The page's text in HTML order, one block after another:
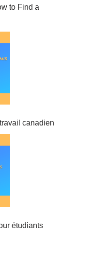
to Find a
canadien
étudiants